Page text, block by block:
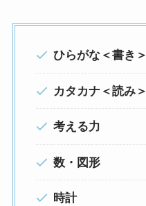
ひらがな＜書き＞
カタカナ＜読み＞
考える力
数・図形
時計